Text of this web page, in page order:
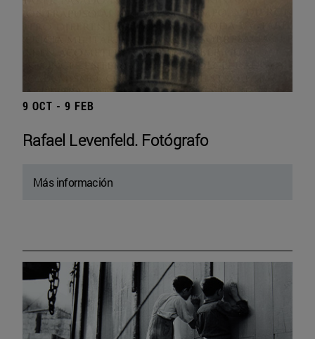
9 OCT - 9 FEB
Rafael Levenfeld. Fotógrafo
Más información